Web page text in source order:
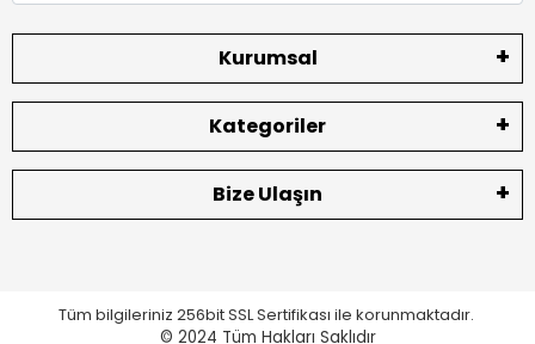
Kurumsal
Kategoriler
Bize Ulaşın
Tüm bilgileriniz 256bit SSL Sertifikası ile korunmaktadır.
© 2024 Tüm Hakları Saklıdır